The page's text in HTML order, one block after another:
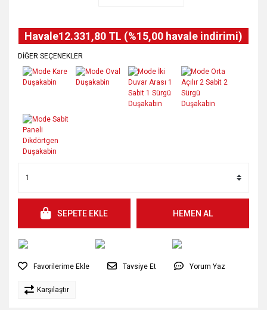
Havale12.331,80 TL (%15,00 havale indirimi)
DİĞER SEÇENEKLER
SEPETE EKLE HEMEN AL
Tavsiye Et Yorum Yaz
Karşılaştır